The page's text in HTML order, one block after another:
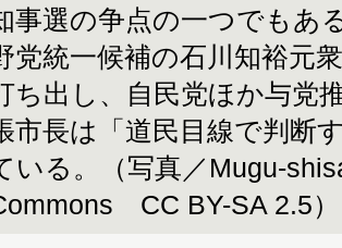
事選の争点の一つでもあ
党統一候補の石川知裕元
ち出し、自民党ほか与党
市長は「道民目線で判断
いる。（写真／Mugu-
CC BY-SA 2.5）